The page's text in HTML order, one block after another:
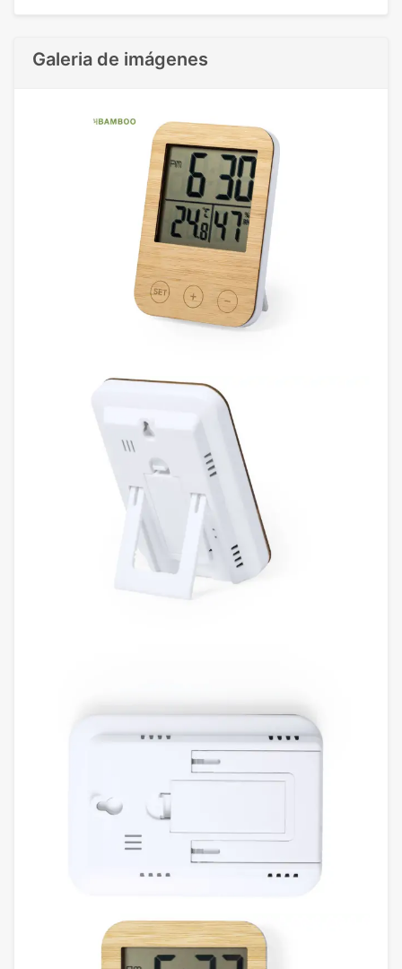
Galeria de imágenes